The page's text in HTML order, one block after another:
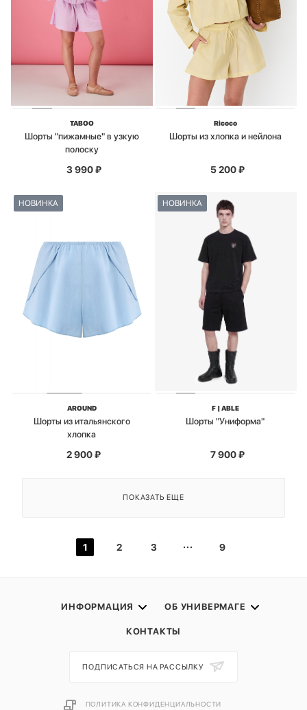
TABOO
Шорты "пижамные" в узкую
полоску
3 990₽
Ricoco
Шорты из хлопка и нейлона
5 200₽
НОВИНКА
AROUND
Шорты из итальянского
хлопка
2 900₽
НОВИНКА
F | ABLE
Шорты "Униформа"
7 900₽
ПОКАЗАТЬ ЕЩЕ
1 2 3 9
ИНФОРМАЦИЯ ОБ УНИВЕРМАГЕ
КОНТАКТЫ
ПОДПИСАТЬСЯ НА РАССЫЛКУ
ПОЛИТИКА КОНФИДЕНЦИАЛЬНОСТИ